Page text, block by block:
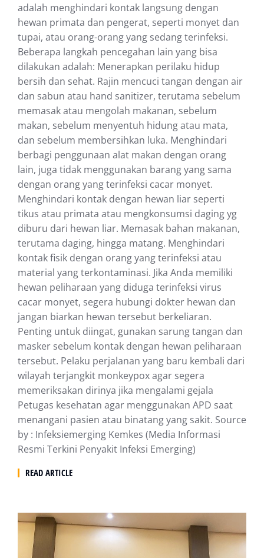
adalah menghindari kontak langsung dengan
hewan primata dan pengerat, seperti monyet dan
tupai, atau orang-orang yang sedang terinfeksi.
Beberapa langkah pencegahan lain yang bisa
dilakukan adalah: Menerapkan perilaku hidup
bersih dan sehat. Rajin mencuci tangan dengan air
dan sabun atau hand sanitizer, terutama sebelum
memasak atau mengolah makanan, sebelum
makan, sebelum menyentuh hidung atau mata,
dan sebelum membersihkan luka. Menghindari
berbagi penggunaan alat makan dengan orang
lain, juga tidak menggunakan barang yang sama
dengan orang yang terinfeksi cacar monyet.
Menghindari kontak dengan hewan liar seperti
tikus atau primata atau mengkonsumsi daging yg
diburu dari hewan liar. Memasak bahan makanan,
terutama daging, hingga matang. Menghindari
kontak fisik dengan orang yang terinfeksi atau
material yang terkontaminasi. Jika Anda memiliki
hewan peliharaan yang diduga terinfeksi virus
cacar monyet, segera hubungi dokter hewan dan
jangan biarkan hewan tersebut berkeliaran.
Penting untuk diingat, gunakan sarung tangan dan
masker sebelum kontak dengan hewan peliharaan
tersebut. Pelaku perjalanan yang baru kembali dari
wilayah terjangkit monkeypox agar segera
memeriksakan dirinya jika mengalami gejala
Petugas kesehatan agar menggunakan APD saat
menangani pasien atau binatang yang sakit. Source
by : Infeksiemerging Kemkes (Media Informasi
Resmi Terkini Penyakit Infeksi Emerging)
READ ARTICLE